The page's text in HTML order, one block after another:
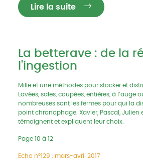
Lire la suite
La betterave : de la
l'ingestion
Mille et une méthodes pour stocker et
Lavées, sales, coupées, entières, à l’auge
nombreuses sont les fermes pour qui la
point chronophage. Xavier, Pascal, Julien
témoignent et expliquent leur choix.
Page 10 à 12
Echo n°129 : mars-avril 2017